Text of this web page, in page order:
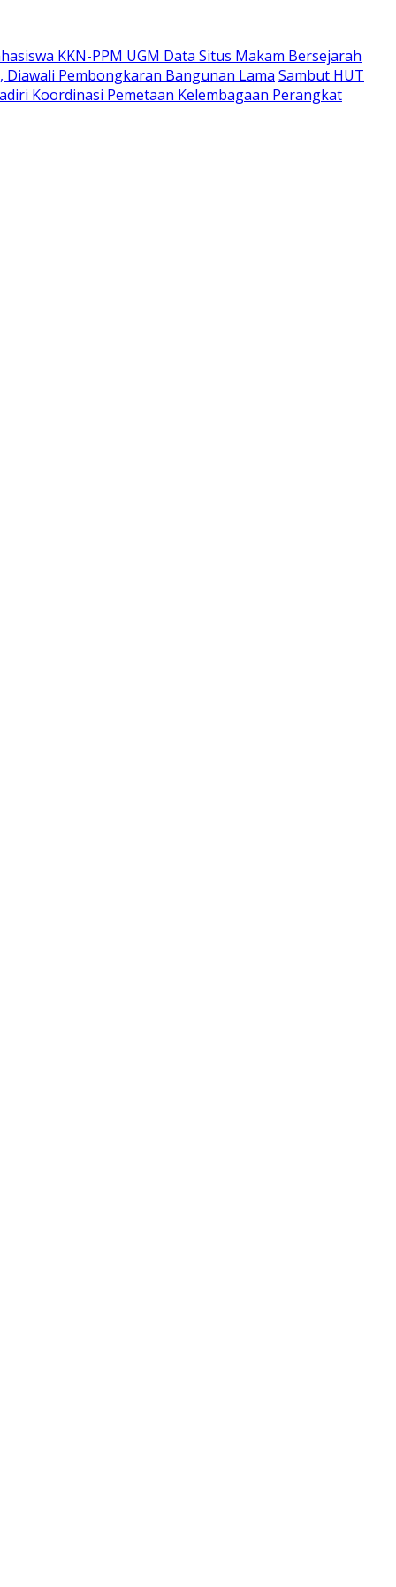
KKN-PPM UGM Data Situs Makam Bersejarah
Diawali Pembongkaran Bangunan Lama Sambut HUT
Koordinasi Pemetaan Kelembagaan Perangkat